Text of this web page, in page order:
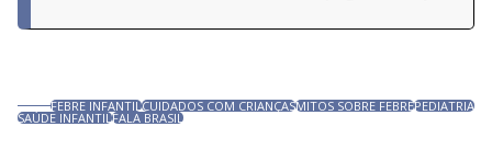
FEBRE INFANTILCUIDADOS COM CRIANÇASMITOS SOBRE FEBREPEDIATRIA
SAÚDE INFANTILFALA BRASIL